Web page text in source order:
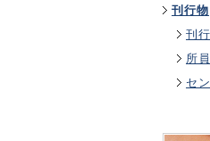
刊行物
刊
所
セ